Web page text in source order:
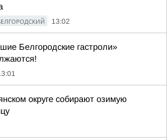
13:02
Белгородские гастроли»
округе собирают озимую